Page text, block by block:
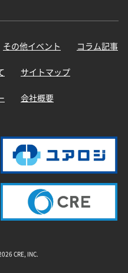
その他イベント コラム記事
サイトマップ
会社概要
CRE, INC.